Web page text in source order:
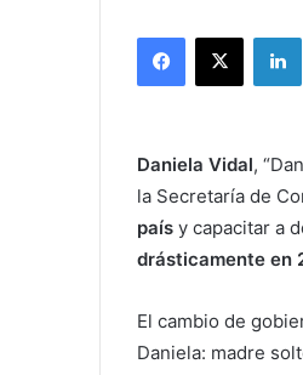
X
Daniela Vidal,
la Secretaría de
paísy capacitar a
drásticamente en
El cambio de
Daniela: madre